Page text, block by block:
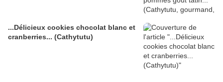
...Délicieux cookies chocolat blanc et
cranberries... (Cathytutu)